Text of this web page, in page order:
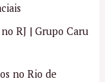
RJ | Grupo Caru
no Rio de